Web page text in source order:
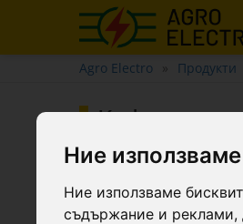
Ние
Ние използваме
съдържание и реклами,
Agro Electro Продукти
Кофа за